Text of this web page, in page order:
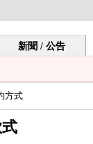
新聞 / 公告
方式
式